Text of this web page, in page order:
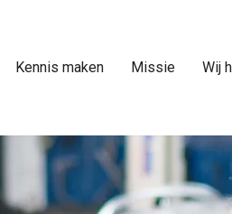
Kennis maken Missie Wij